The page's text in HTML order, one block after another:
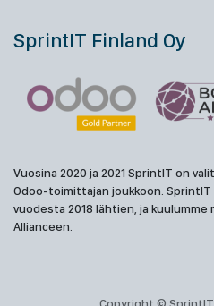
SprintIT Finland Oy
Vuosina 2020 ja 2021 SprintIT on
Odoo-toimittajan joukkoon.
vuodesta 2018 lähtien, ja kuulumme
Allianceen.
Copyright © SprintIT